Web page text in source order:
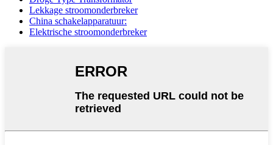
Lekkage stroomonderbreker
China schakelapparatuur:
Elektrische stroomonderbreker